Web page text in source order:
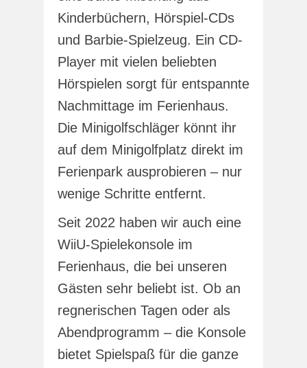
Kinderbüchern, Hörspiel-CDs
und Barbie-Spielzeug. Ein CD-
Player mit vielen beliebten
Hörspielen sorgt für entspannte
Nachmittage im Ferienhaus.
Die Minigolfschläger könnt ihr
auf dem Minigolfplatz direkt im
Ferienpark ausprobieren – nur
wenige Schritte entfernt.
Seit 2022 haben wir auch eine
WiiU-Spielekonsole im
Ferienhaus, die bei unseren
Gästen sehr beliebt ist. Ob an
regnerischen Tagen oder als
Abendprogramm – die Konsole
bietet Spielspaß für die ganze